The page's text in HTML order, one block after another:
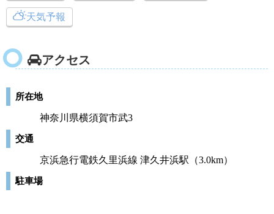
天気予報
アクセス
所在地
神奈川県横須賀市武3
交通
京浜急行電鉄久里浜線 津久井浜駅（3.0km）
駐車場